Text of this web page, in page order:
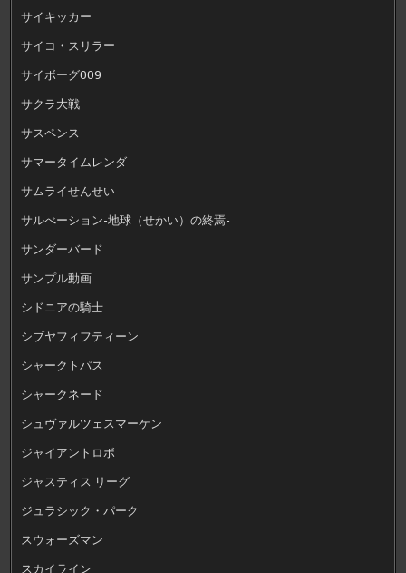
サイキッカー
サイコ・スリラー
サイボーグ009
サクラ大戦
サスペンス
サマータイムレンダ
サムライせんせい
サルべーション-地球（せかい）の終焉-
サンダーバード
サンプル動画
シドニアの騎士
シブヤフィフティーン
シャークトパス
シャークネード
シュヴァルツェスマーケン
ジャイアントロボ
ジャスティス リーグ
ジュラシック・パーク
スウォーズマン
スカイライン